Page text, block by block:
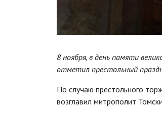
8 ноября, в день памяти
отметил престольный
По случаю престольного
возглавил митрополит